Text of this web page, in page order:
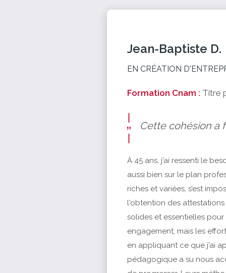
Jean-Baptiste D.
EN CRÉATION
Formation Cnam : Titre
Cette cohésion a
À 45 ans, j’ai ressenti le
aussi bien sur le plan
riches et variées, s’est
l'obtention des
solides et essentielles
engagement, mais les
en appliquant ce que j’ai
pédagogique a su nous